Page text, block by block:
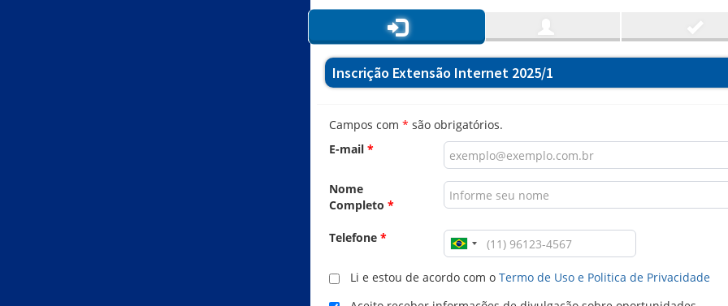
Inscrição Extensão Internet 2025/1
Campos com * são obrigatórios.
E-mail *
Nome
Completo *
Telefone *
Li e estou de acordo com o Termo de Uso e Politica de Privacidade